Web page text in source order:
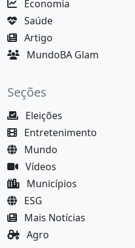
Economia
Saúde
Artigo
MundoBA Glam
Seções
Eleições
Entretenimento
Mundo
Vídeos
Municípios
ESG
Mais Notícias
Agro